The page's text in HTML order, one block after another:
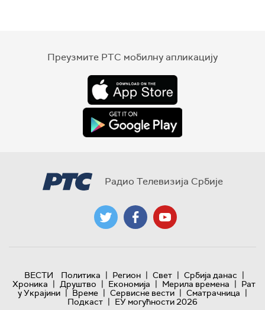
Преузмите РТС мобилну апликацију
Радио Телевизија Србије
ВЕСТИ Политика | Регион | Свет | Србија данас |
Хроника | Друштво | Економија | Мерила времена | Рат
у Украјини | Време | Сервисне вести | Сматрачница |
Подкаст | ЕУ могућности 2026